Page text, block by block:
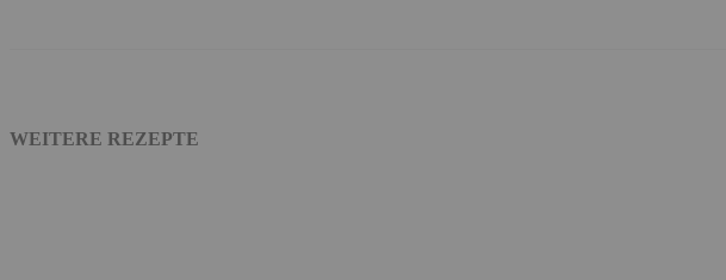
WEITERE REZEPTE